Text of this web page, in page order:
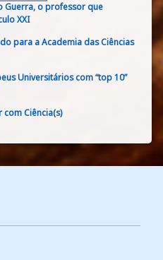
Guerra, o professor que
XXI
para a Academia das Ciências
Universitários com “top 10”
Ciência(s)